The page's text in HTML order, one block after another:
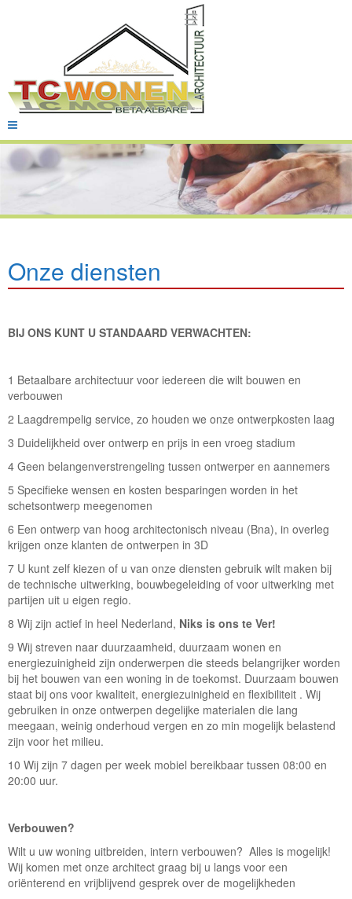
Onze diensten
BIJ ONS KUNT U STANDAARD VERWACHTEN:
1 Betaalbare architectuur voor iedereen die wilt bouwen en
verbouwen
2 Laagdrempelig service, zo houden we onze ontwerpkosten laag
3 Duidelijkheid over ontwerp en prijs in een vroeg stadium
4 Geen belangenverstrengeling tussen ontwerper en aannemers
5 Specifieke wensen en kosten besparingen worden in het
schetsontwerp meegenomen
6 Een ontwerp van hoog architectonisch niveau (Bna), in overleg
krijgen onze klanten de ontwerpen in 3D
7 U kunt zelf kiezen of u van onze diensten gebruik wilt maken bij
de technische uitwerking, bouwbegeleiding of voor uitwerking met
partijen uit u eigen regio.
8 Wij zijn actief in heel Nederland, Niks is ons te Ver!
9 Wij streven naar duurzaamheid, duurzaam wonen en
energiezuinigheid zijn onderwerpen die steeds belangrijker worden
bij het bouwen van een woning in de toekomst. Duurzaam bouwen
staat bij ons voor kwaliteit, energiezuinigheid en flexibiliteit . Wij
gebruiken in onze ontwerpen degelijke materialen die lang
meegaan, weinig onderhoud vergen en zo min mogelijk belastend
zijn voor het milieu.
10 Wij zijn 7 dagen per week mobiel bereikbaar tussen 08:00 en
20:00 uur.
Verbouwen?
Wilt u uw woning uitbreiden, intern verbouwen? Alles is mogelijk!
Wij komen met onze architect graag bij u langs voor een
oriënterend en vrijblijvend gesprek over de mogelijkheden